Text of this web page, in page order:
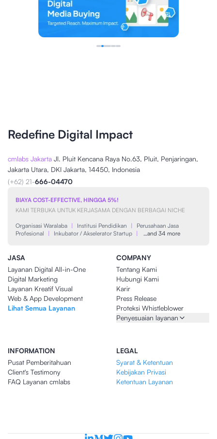
Redefine Digital Impact
cmlabs Jakarta Jl. Pluit Kencana Raya No.63, Pluit, Penjaringan,
Jakarta Utara, DKI Jakarta, 14450, Indonesia
(+62) 21-666-04470
BIAYA COST-EFFECTIVE, HINGGA 5%!
KAMI TERBUKA UNTUK KERJASAMA DENGAN BERBAGAI NICHE
Organisasi Waralaba | Institusi Pendidikan |
Perusahaan Jasa
Profesional
| Inkubator / Akselerator Startup | …and 34 more
JASA
Layanan Digital All-in-One
Digital Marketing
Layanan Kreatif Visual
Web & App Development
Lihat Semua Layanan
COMPANY
Tentang Kami
Hubungi Kami
Karir
Press Release
Proteksi Whistleblower
Penyesuaian layanan
INFORMATION
Pusat Pemberitahuan
Client's Testimony
FAQ Layanan cmlabs
LEGAL
Syarat & Ketentuan
Kebijakan Privasi
Ketentuan Layanan